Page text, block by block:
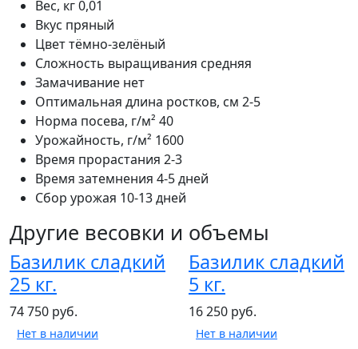
Вес, кг0,01
Вкус пряный
Цветтёмно-зелёный
Сложность выращивания средняя
Замачивание нет
Оптимальная длина ростков, см 2-5
Норма посева, г/м² 40
Урожайность, г/м² 1600
Время прорастания 2-3
Время затемнения 4-5 дней
Сбор урожая 10-13 дней
Другие весовки и объемы
Базилик сладкий
25 кг.
74 750 руб.
Нет в наличии
Базилик сладкий
5 кг.
16 250 руб.
Нет в наличии